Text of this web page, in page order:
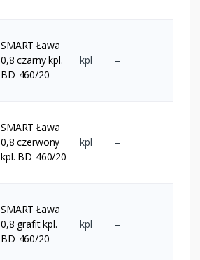
SMART Ława
0,8 czarny kpl.
BD-460/20
kpl –
SMART Ława
0,8 czerwony
kpl. BD-460/20
kpl –
SMART Ława
0,8 grafit kpl.
BD-460/20
kpl –